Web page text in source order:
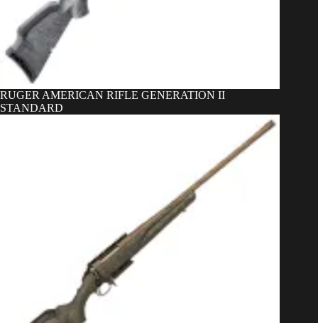
RUGER AMERICAN RIFLE GENERATION II
STANDARD